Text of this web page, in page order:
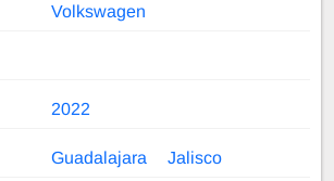
Volkswagen
2022
Guadalajara Jalisco